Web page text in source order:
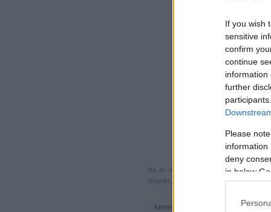
If you wish
sensitive
confirm
continue
information
further
Please
information
deny
in below
Ha te is küldenél egy végigjátszást,
hogyan, hova, mikor, kivel és miért,
keresés